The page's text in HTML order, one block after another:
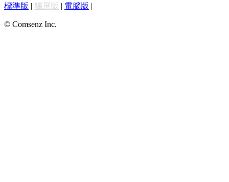
標準版 | 觸屏版 | 電腦版 |
© Comsenz Inc.